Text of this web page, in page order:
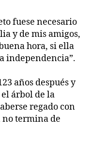
fuese necesario
y de mis amigos,
hora, si ella
independencia”.
años después y
árbol de la
regado con
no termina de